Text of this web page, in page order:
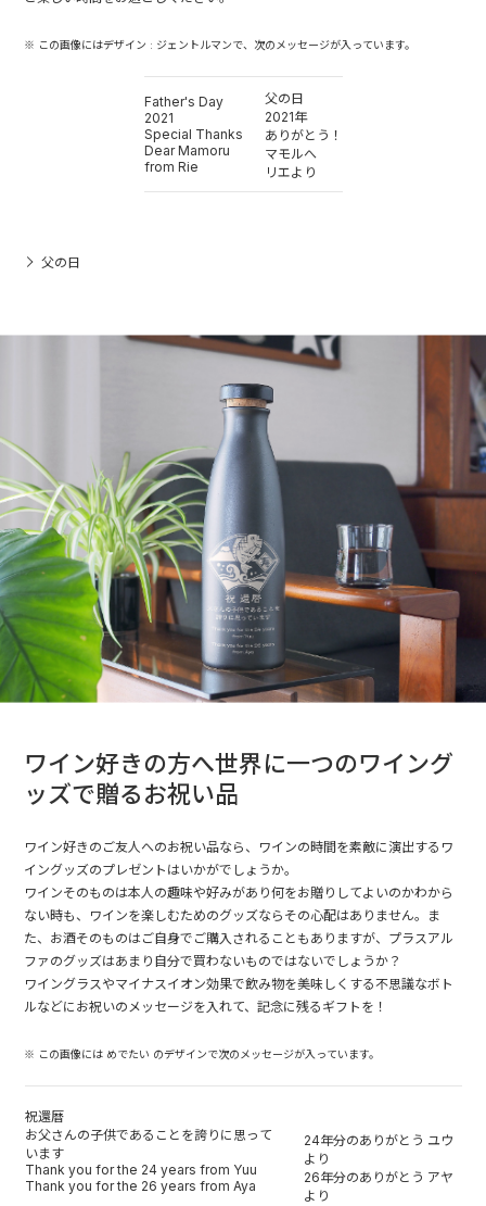
※ この画像にはデザイン : ジェントルマンで、次のメッセージが入っています。
Father's Day
2021
Special Thanks
Dear Mamoru
from Rie
父の日
2021年
ありがとう！
マモルへ
リエより
父の日
ワイン好きの方へ世界に一つのワイング
ッズで贈るお祝い品
ワイン好きのご友人へのお祝い品なら、ワインの時間を素敵に演出するワ
イングッズのプレゼントはいかがでしょうか。
ワインそのものは本人の趣味や好みがあり何をお贈りしてよいのかわから
ない時も、ワインを楽しむためのグッズならその心配はありません。ま
た、お酒そのものはご自身でご購入されることもありますが、プラスアル
ファのグッズはあまり自分で買わないものではないでしょうか？
ワイングラスやマイナスイオン効果で飲み物を美味しくする不思議なボト
ルなどにお祝いのメッセージを入れて、記念に残るギフトを！
※ この画像には めでたい のデザインで次のメッセージが入っています。
祝還暦
お父さんの子供であることを誇りに思って
います
Thank you for the 24 years from Yuu
Thank you for the 26 years from Aya
24年分のありがとう ユウ
より
26年分のありがとう アヤ
より